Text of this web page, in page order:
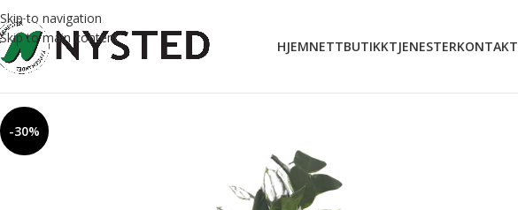
Skip to navigation
Skip to main content
HJEMNETTBUTIKKTJENESTERKONTAKT
-30%